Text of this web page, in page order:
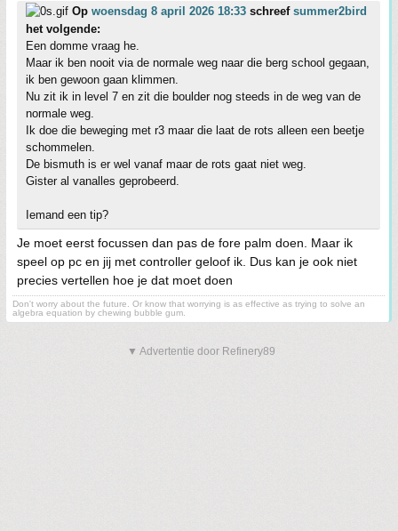
Op woensdag 8 april 2026 18:33 schreef summer2bird
het volgende:
Een domme vraag he.
Maar ik ben nooit via de normale weg naar die berg school gegaan,
ik ben gewoon gaan klimmen.
Nu zit ik in level 7 en zit die boulder nog steeds in de weg van de
normale weg.
Ik doe die beweging met r3 maar die laat de rots alleen een beetje
schommelen.
De bismuth is er wel vanaf maar de rots gaat niet weg.
Gister al vanalles geprobeerd.
Iemand een tip?
Je moet eerst focussen dan pas de fore palm doen. Maar ik
speel op pc en jij met controller geloof ik. Dus kan je ook niet
precies vertellen hoe je dat moet doen
Don't worry about the future. Or know that worrying is as effective as trying to solve an
algebra equation by chewing bubble gum.
▼ Advertentie door Refinery89